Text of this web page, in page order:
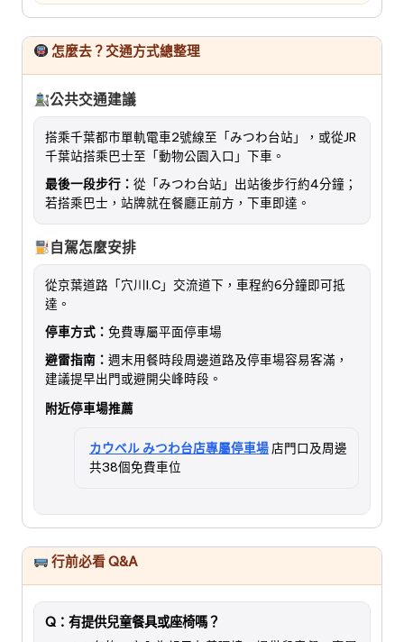
怎麼去？交通方式總整理
公共交通建議
搭乘千葉都市單軌電車2號線至「みつわ台站」，或從JR
千葉站搭乘巴士至「動物公園入口」下車。
最後一段步行： 從「みつわ台站」出站後步行約4分鐘；
若搭乘巴士，站牌就在餐廳正前方，下車即達。
自駕怎麼安排
從京葉道路「穴川I.C」交流道下，車程約6分鐘即可抵
達。
停車方式： 免費專屬平面停車場
避雷指南： 週末用餐時段周邊道路及停車場容易客滿，
建議提早出門或避開尖峰時段。
附近停車場推薦
カウベル みつわ台店專屬停車場 店門口及周邊
共38個免費車位
行前必看 Q&A
Q：有提供兒童餐具或座椅嗎？